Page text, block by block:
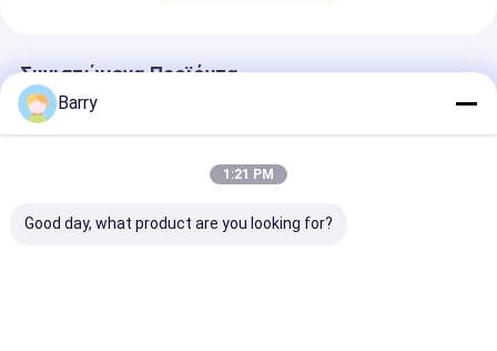
Συνιστώμενα Προϊόντα
Barry
1:21 PM
Good day, what product are you looking for?